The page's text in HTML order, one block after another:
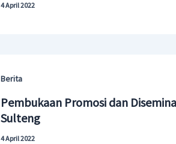
4 April 2022
Berita
Pembukaan Promosi dan
Sulteng
4 April 2022